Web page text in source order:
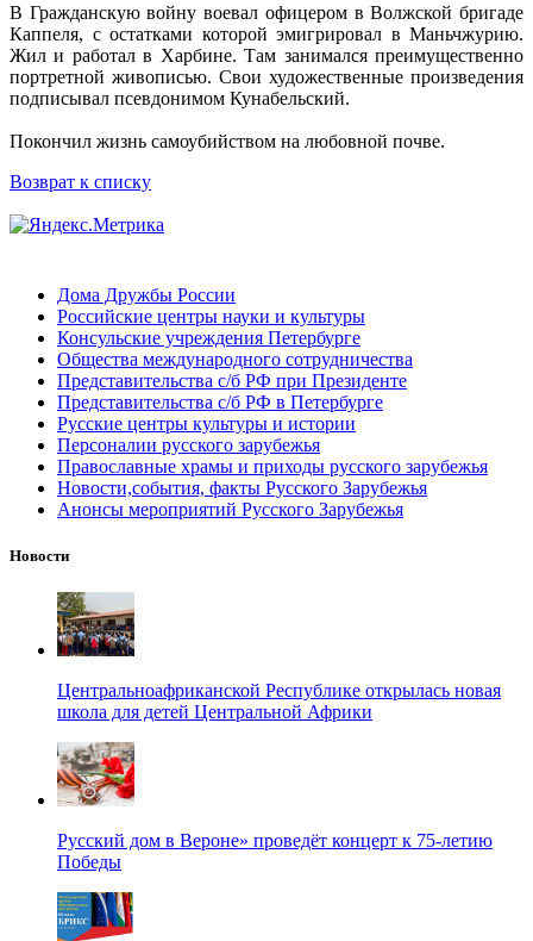
В Гражданскую войну воевал офицером в Волжской бригаде
Каппеля, с остатками которой эмигрировал в Маньчжурию.
Жил и работал в Харбине. Там занимался преимущественно
портретной живописью. Свои художественные произведения
подписывал псевдонимом Кунабельский.
Покончил жизнь самоубийством на любовной почве.
Возврат к списку
Дома Дружбы России
Российские центры науки и культуры
Консульские учреждения Петербурге
Общества международного сотрудничества
Представительства с/б РФ при Президенте
Представительства с/б РФ в Петербурге
Русские центры культуры и истории
Персоналии русского зарубежья
Православные храмы и приходы русского зарубежья
Новости,события, факты Русского Зарубежья
Анонсы мероприятий Русского Зарубежья
Новости
Центральноафриканской Республике открылась новая
школа для детей Центральной Африки
Русский дом в Вероне» проведёт концерт к 75-летию
Победы